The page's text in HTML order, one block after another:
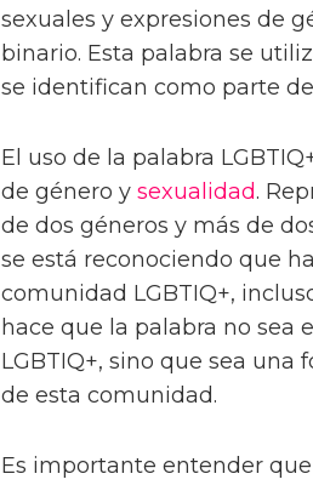
sexuales y expresiones de
binario. Esta palabra se
se identifican como parte
El uso de la palabra
de género y sexualidad.
de dos géneros y más de
se está reconociendo que
comunidad LGBTIQ+,
hace que la palabra no sea
LGBTIQ+, sino que sea
de esta comunidad.
Es importante entender